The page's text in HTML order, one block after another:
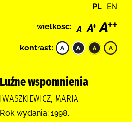
PL EN
wielkość:
kontrast:
Luźne wspomnienia
IWASZKIEWICZ, MARIA
Rok wydania: 1998.